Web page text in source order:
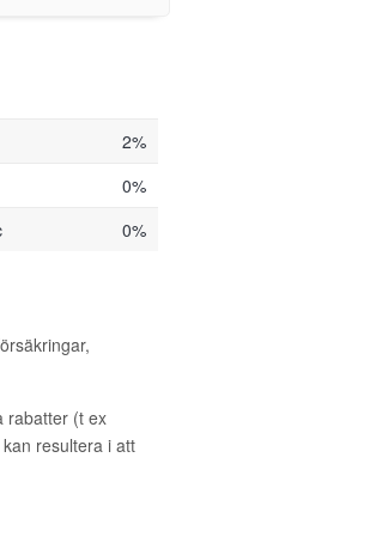
2%
0%
0%
rabatter (t ex
resultera i att